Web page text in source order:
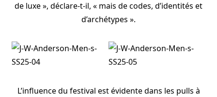
de luxe », déclare-t-il, « mais de codes, d’identités et
d’archétypes ».
L’influence du festival est évidente dans les pulls à